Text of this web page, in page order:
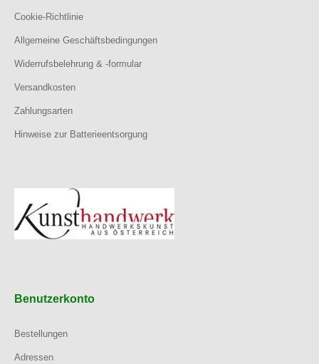
Cookie-Richtlinie
Allgemeine Geschäftsbedingungen
Widerrufsbelehrung & -formular
Versandkosten
Zahlungsarten
Hinweise zur Batterieentsorgung
Benutzerkonto
Bestellungen
Adressen